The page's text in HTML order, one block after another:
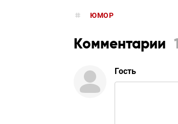
ЮМОР
Комментарии 1
Гость